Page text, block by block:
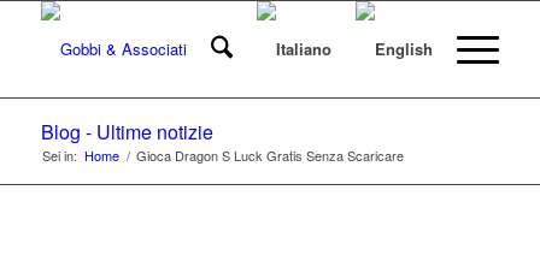
Blog - Ultime notizie
Sei in: Home / Gioca Dragon S Luck Gratis Senza Scaricare